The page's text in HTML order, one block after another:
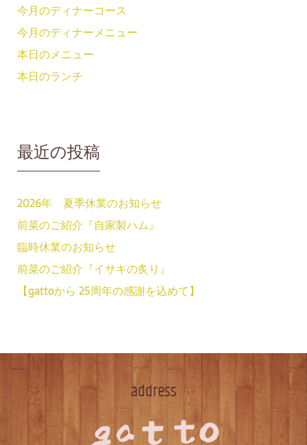
今月のディナーコース
今月のディナーメニュー
本日のメニュー
本日のランチ
最近の投稿
2026年 夏季休業のお知らせ
前菜のご紹介『自家製ハム』
臨時休業のお知らせ
前菜のご紹介『イサキの炙り』
【gattoから 25周年の感謝を込めて】
address